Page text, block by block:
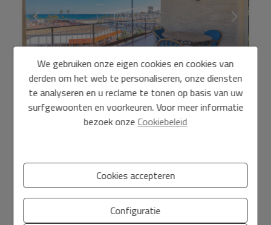
Appartement aan het strand van het
Arenal-strand in Já ...
MET ZWEMBAD EN PARKEERPLAATS Ontdek uw nieuwe
huis aan het felbegeerde Arenalstrand in Jávea! Dit
We gebruiken onze eigen cookies en cookies van
derden om het web te personaliseren, onze diensten
te analyseren en u reclame te tonen op basis van uw
surfgewoonten en voorkeuren. Voor meer informatie
bezoek onze Cookiebeleid
Cookies accepteren
Configuratie